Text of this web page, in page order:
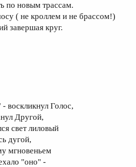
по новым трассам.
( не кроллем и не брассом!)
завершая круг.
воскликнул Голос,
Другой,
свет лиловый
дугой,
мгновеньем
"оно" -